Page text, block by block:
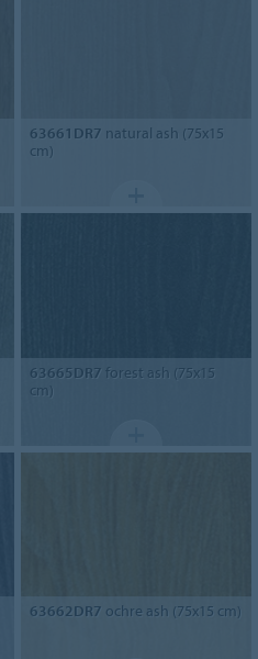
63661DR7 natural ash (75x15
cm)
63665DR7 forest ash (75x15
cm)
63662DR7 ochre ash (75x15 cm)